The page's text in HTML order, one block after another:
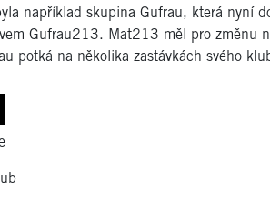
například skupina Gufrau, která nyní
Gufrau213. Mat213 měl pro změnu
potká na několika zastávkách svého